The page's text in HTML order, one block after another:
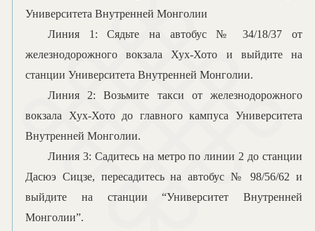
Университета Внутренней Монголии
Линия 1: Сядьте на автобус № 34/18/37 от
железнодорожного вокзала Хух-Хото и выйдитена
станции Университета Внутренней Монголии.
Линия 2: Возьмите такси от железнодорожного
вокзала Хух-Хото до главного кампуса Университета
Внутренней Монголии.
Линия 3: Садитесьна метрополинии 2 до станции
Дасюэ Сицзе, пересадитесьна автобус № 98/56/62 и
выйдите на станции“Университет Внутренней
Монголии”.